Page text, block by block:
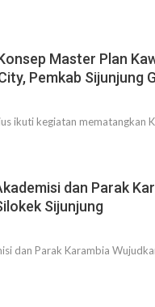
Master Plan
Pemkab Sijunjung
ikuti kegiatan mematangkan
dan Parak
Sijunjung
dan Parak Karambia